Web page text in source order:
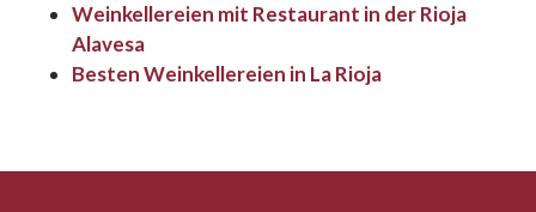
Weinkellereien mit Restaurant in der Rioja
Alavesa
Besten Weinkellereien in La Rioja